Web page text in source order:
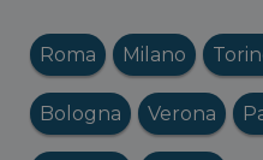
Roma Milano
Bologna Verona